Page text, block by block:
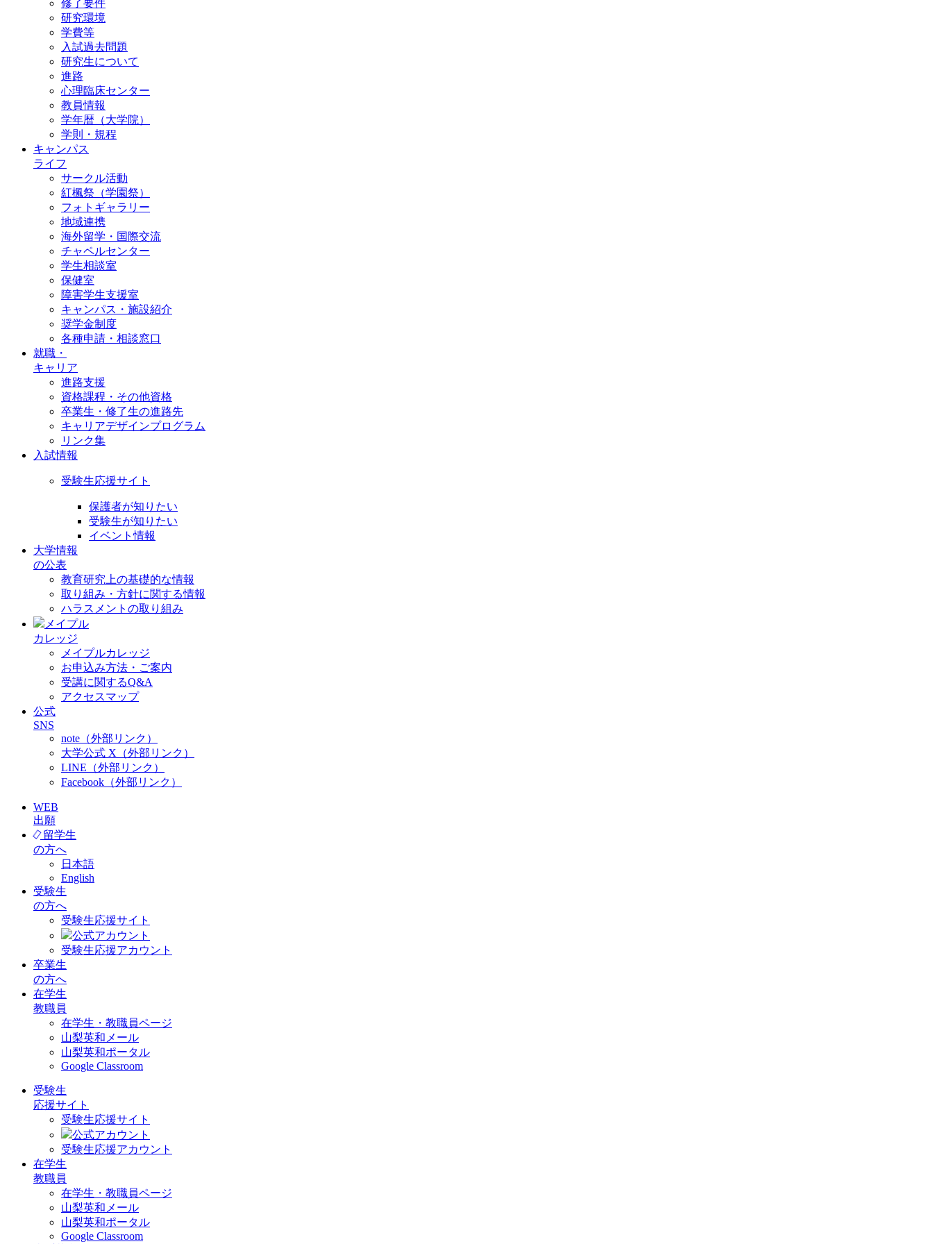
修了要件
研究環境
学費等
入試過去問題
研究生について
進路
心理臨床センター
教員情報
学年暦（大学院）
学則・規程
キャンパス
ライフ
サークル活動
紅楓祭（学園祭）
フォトギャラリー
地域連携
海外留学・国際交流
チャペルセンター
学生相談室
保健室
障害学生支援室
キャンパス・施設紹介
奨学金制度
各種申請・相談窓口
就職・
キャリア
進路支援
資格課程・その他資格
卒業生・修了生の進路先
キャリアデザインプログラム
リンク集
入試情報
受験生応援サイト
保護者が知りたい
受験生が知りたい
イベント情報
大学情報
の公表
教育研究上の基礎的な情報
取り組み・方針に関する情報
ハラスメントの取り組み
メイプル
カレッジ
メイプルカレッジ
お申込み方法・ご案内
受講に関するQ&A
アクセスマップ
公式
SNS
note（外部リンク）
大学公式 X（外部リンク）
LINE（外部リンク）
Facebook（外部リンク）
WEB
出願
留学生
の方へ
日本語
English
受験生
の方へ
受験生応援サイト
公式アカウント
受験生応援アカウント
卒業生
の方へ
在学生
教職員
在学生・教職員ページ
山梨英和メール
山梨英和ポータル
Google Classroom
受験生
応援サイト
受験生応援サイト
公式アカウント
受験生応援アカウント
在学生
教職員
在学生・教職員ページ
山梨英和メール
山梨英和ポータル
Google Classroom